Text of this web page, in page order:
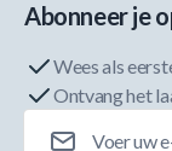
Abonneer je
Wees als
Ontvang het